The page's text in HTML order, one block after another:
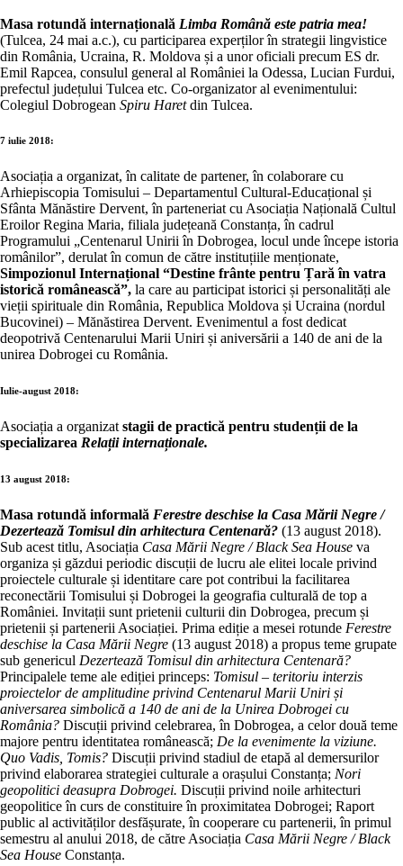
Masa rotundă internațională Limba Română este patria mea!
(Tulcea, 24 mai a.c.), cu participarea experților în strategii lingvistice
din România, Ucraina, R. Moldova și a unor oficiali precum ES dr.
Emil Rapcea, consulul general al României la Odessa, Lucian Furdui,
prefectul județului Tulcea etc. Co-organizator al evenimentului:
Colegiul Dobrogean Spiru Haretdin Tulcea.
7 iulie 2018:
Asociația a organizat, în calitate de partener, în colaborare cu
Arhiepiscopia Tomisului – Departamentul Cultural-Educațional și
Sfânta Mănăstire Dervent, în parteneriat cu Asociația Națională Cultul
Eroilor Regina Maria, filiala județeană Constanța, în cadrul
Programului „Centenarul Unirii în Dobrogea, locul unde începe istoria
românilor”, derulat în comun de către instituțiile menționate,
Simpozionul Internațional “Destine frânte pentru Țară în vatra
istorică românească”, la care au participat istorici și personalități ale
vieții spirituale din România, Republica Moldova și Ucraina (nordul
Bucovinei) – Mănăstirea Dervent. Evenimentul a fost dedicat
deopotrivă Centenarului Marii Uniri și aniversării a 140 de ani de la
unirea Dobrogei cu România.
Iulie-august 2018:
Asociația a organizat stagii de practică pentru studenții de la
specializarea Relații internaționale.
13 august 2018:
Masa rotundă informală Ferestre deschise la Casa Mării Negre /
Dezertează Tomisul din arhitectura Centenară? (13 august 2018).
Sub acest titlu, Asociația Casa Mării Negre / Black Sea House va
organiza și găzdui periodic discuții de lucru ale elitei locale privind
proiectele culturale și identitare care pot contribui la facilitarea
reconectării Tomisului și Dobrogei la geografia culturală de top a
României. Invitații sunt prietenii culturii din Dobrogea, precum și
prietenii și partenerii Asociației. Prima ediție a mesei rotunde Ferestre
deschise la Casa Mării Negre (13 august 2018) a propus teme grupate
sub genericul Dezertează Tomisul din arhitectura Centenară?
Principalele teme ale ediției princeps: Tomisul – teritoriu interzis
proiectelor de amplitudine privind Centenarul Marii Uniri și
aniversarea simbolică a 140 de ani de la Unirea Dobrogei cu
România? Discuții privind celebrarea, în Dobrogea, a celor două teme
majore pentru identitatea românească; De la evenimente la viziune.
Quo Vadis, Tomis? Discuții privind stadiul de etapă al demersurilor
privind elaborarea strategiei culturale a orașului Constanța; Nori
geopolitici deasupra Dobrogei. Discuții privind noile arhitecturi
geopolitice în curs de constituire în proximitatea Dobrogei; Raport
public al activităților desfășurate, în cooperare cu partenerii, în primul
semestru al anului 2018, de către Asociația Casa Mării Negre / Black
Sea House Constanța.